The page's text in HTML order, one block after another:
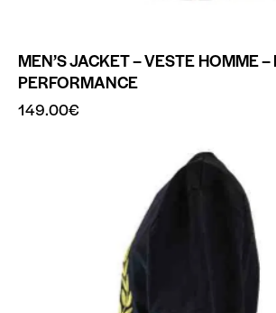
MEN’S JACKET – VESTE HOMME –
PERFORMANCE
149.00€